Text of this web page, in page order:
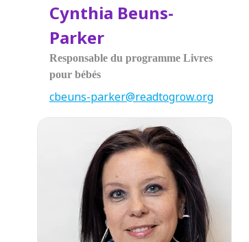
Cynthia Beuns-
Parker
Responsable du programme Livres
pour bébés
cbeuns-parker@readtogrow.org